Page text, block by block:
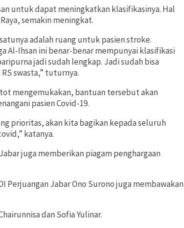
untuk dapat meningkatkan klasifikasinya. Hal
semakin meningkat.
adalah ruang untuk pasien stroke.
Al-Ihsan ini benar-benar mempunyai klasifikasi
jadi sudah lengkap. Jadi sudah bisa
swasta,” tuturnya.
mengemukakan, bantuan tersebut akan
pasien Covid-19.
prioritas, akan kita bagikan kepada seluruh
katanya.
juga memberikan piagam penghargaan
Perjuangan Jabar Ono Surono juga membawakan
dan Sofia Yulinar.